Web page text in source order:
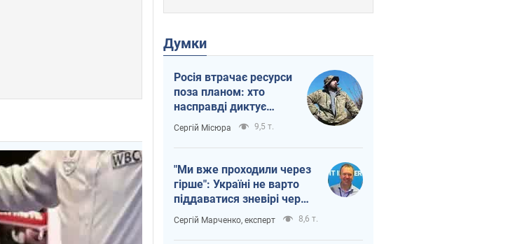
Думки
Росія втрачає ресурси
поза планом: хто
насправді диктує
темп війни
Сергій Місюра 9,5 т.
"Ми вже проходили через
гірше": Україні не варто
піддаватися зневірі через
ракетний терор
Сергій Марченко, експерт 8,6 т.